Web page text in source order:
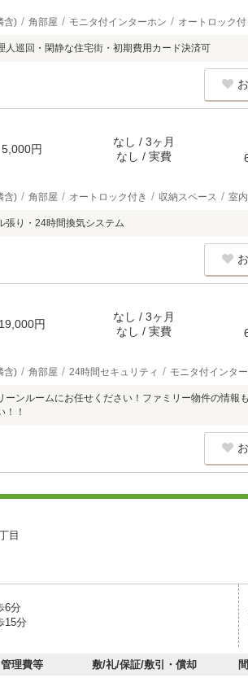
含) 角部屋 モニタ付インターホン オートロック付
人巡回・閑静な住宅街・初期費用カード決済可
5,000円
なし / 3ヶ月
なし / 実費
含) 角部屋 オートロック付き 収納スペース 室
張り・24時間換気システム
19,000円
なし / 3ヶ月
なし / 実費
含) 角部屋 24時間セキュリティ モニタ付インタ
ーンルームにお任せください！ファミリー物件の情報
！！
目
6分
15分
管理費等 敷/礼/保証/敷引・償却